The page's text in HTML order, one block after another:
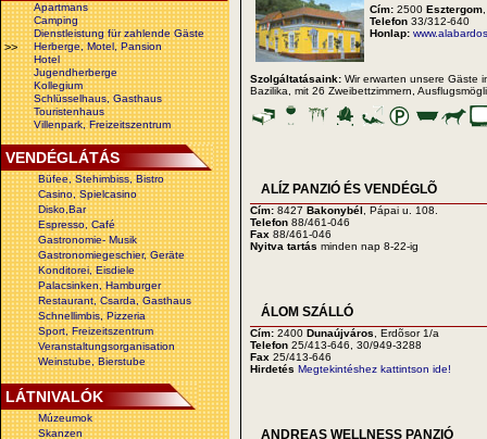
Apartmans
Camping
Dienstleistung für zahlende Gäste
>>
Herberge, Motel, Pansion
Hotel
Jugendherberge
Kollegium
Schlüsselhaus, Gasthaus
Touristenhaus
Villenpark, Freizeitszentrum
VENDÉGLÁTÁS
Büfee, Stehimbiss, Bistro
Casino, Spielcasino
Disko,Bar
Espresso, Café
Gastronomie- Musik
Gastronomiegeschier, Geräte
Konditorei, Eisdiele
Palacsinken, Hamburger
Restaurant, Csarda, Gasthaus
Schnellimbis, Pizzeria
Sport, Freizeitszentrum
Veranstaltungsorganisation
Weinstube, Bierstube
LÁTNIVALÓK
Múzeumok
Skanzen
Cím: 2500 Esztergom
Telefon 33/312-640
Honlap:
Szolgáltatásaink: Wir erwarten unsere Gäste
Bazilika, mit 26 Zweibettzimmern,
ALÍZ PANZIÓ ÉS VENDÉGLÕ
Cím: 8427 Bakonybél, Pápai u. 108.
Telefon 88/461-046
Fax 88/461-046
Nyitva tartás minden nap 8-22-ig
ÁLOM SZÁLLÓ
Cím: 2400 Dunaújváros, Erdõsor 1/a
Telefon 25/413-646, 30/949-3288
Fax 25/413-646
Hirdetés Megtekintéshez kattintson ide!
ANDREAS WELLNESS PANZIÓ